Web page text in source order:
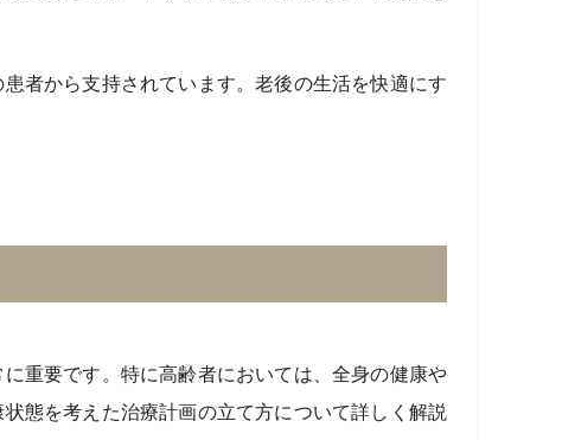
者から支持されています。老後の生活を快適にす
重要です。特に高齢者においては、全身の健康や
態を考えた治療計画の立て方について詳しく解説